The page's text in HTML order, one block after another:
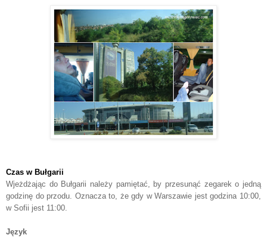
Czas w Bułgarii
Wjeżdżając do Bułgarii należy pamiętać, by przesunąć zegarek o jedną
godzinę do przodu. Oznacza to, że gdy w Warszawie jest godzina 10:00,
w Sofii jest 11:00.
Język